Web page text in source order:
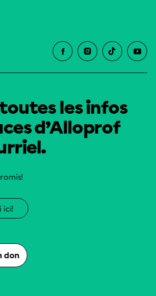
les infos
d’Alloprof
ici!
don